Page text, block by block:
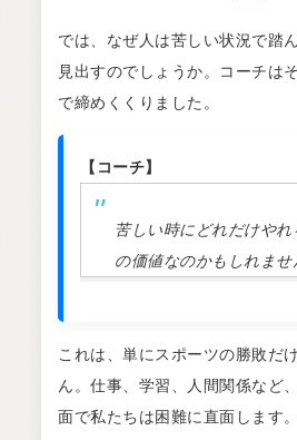
では、なぜ人は苦しい状況で踏
見出すのでしょうか。コーチは
で締めくくりました。
【コーチ】
苦しい時にどれだけや
の価値なのかもしれませ
これは、単にスポーツの勝敗だ
ん。仕事、学習、人間関係など
面で私たちは困難に直面します